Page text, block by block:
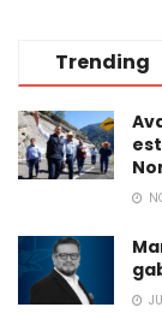
Trending